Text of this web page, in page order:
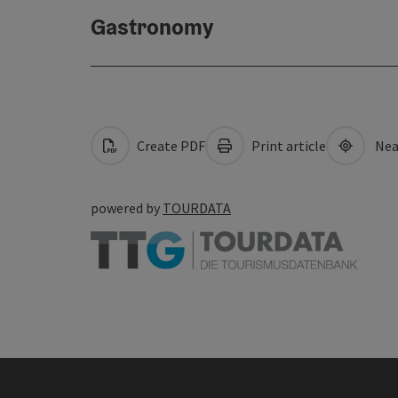
Gastronomy
Create PDF Print article
powered by TOURDATA